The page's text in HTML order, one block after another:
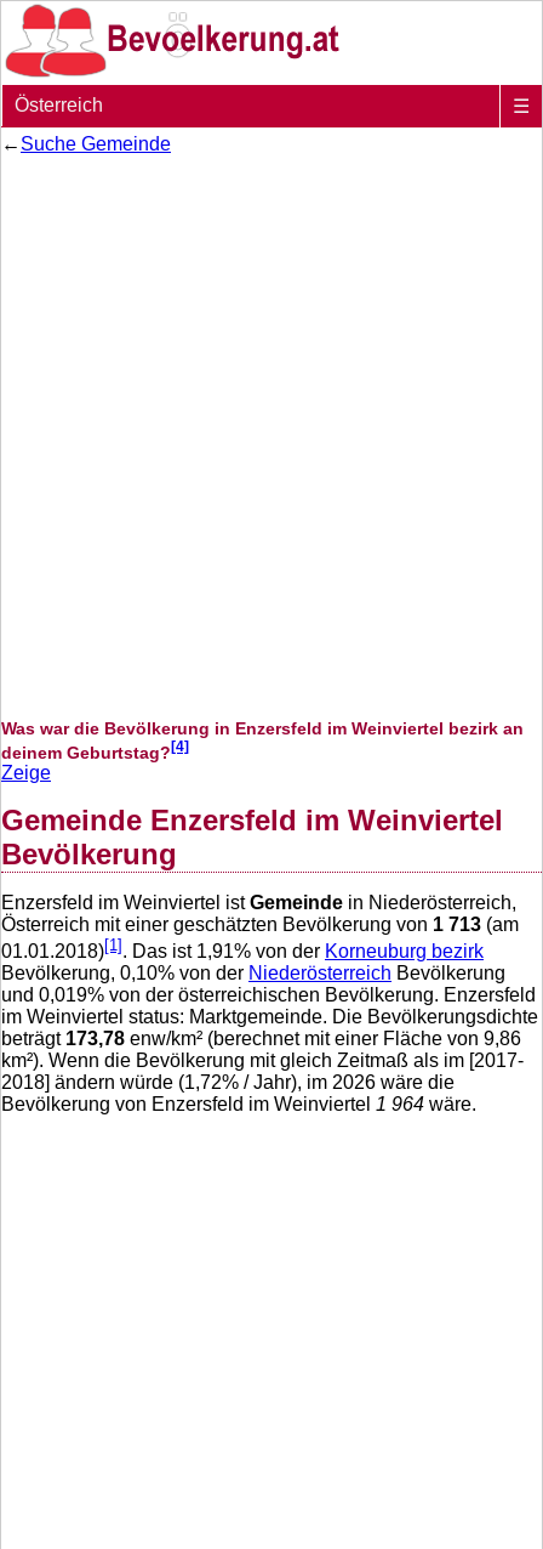
Österreich
☰
← Suche Gemeinde
Was war die Bevölkerung in Enzersfeld im Weinviertel bezirk an
deinem Geburtstag?[4]
Zeige
Gemeinde Enzersfeld im Weinviertel
Bevölkerung
Enzersfeld im Weinviertel istGemeinde in Niederösterreich,
Österreich mit einer geschätzten Bevölkerung von 1 713 (am
01.01.2018)[1] . Das ist 1,91% von der Korneuburg bezirk
Bevölkerung, 0,10% von der Niederösterreich Bevölkerung
und 0,019% von der österreichischen Bevölkerung. Enzersfeld
im Weinviertel status: Marktgemeinde. Die Bevölkerungsdichte
beträgt 173,78 enw/km² (berechnet mit einer Fläche von 9,86
km²). Wenn die Bevölkerung mit gleich Zeitmaß als im [2017-
2018] ändern würde (1,72% / Jahr), im 2026 wäre die
Bevölkerung von Enzersfeld im Weinviertel 1 964 wäre.